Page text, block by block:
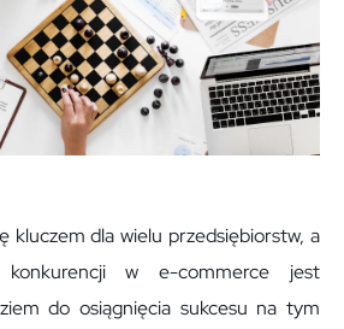
kluczem dla wielu przedsiębiorstw, a
konkurencji w e-commerce jest
do osiągnięcia sukcesu na tym